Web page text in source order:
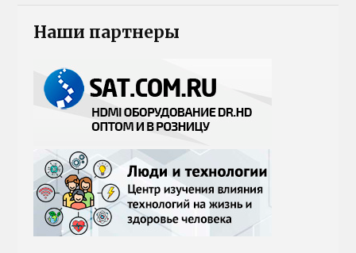
Наши партнеры